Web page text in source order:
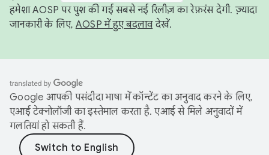
हमेशा AOSP पर पुश की गई सबसे नई रिलीज़ का रेफ़रंस देगी. ज़्यादा
जानकारी के लिए, AOSP में हुए बदलावदेखें.
Google आपकी पसंदीदा भाषा में कॉन्टेंट का अनुवाद करने के लिए,
एआई टेक्नोलॉजी का इस्तेमाल करता है. एआई से मिले अनुवादों में
गलतियां हो सकती हैं.